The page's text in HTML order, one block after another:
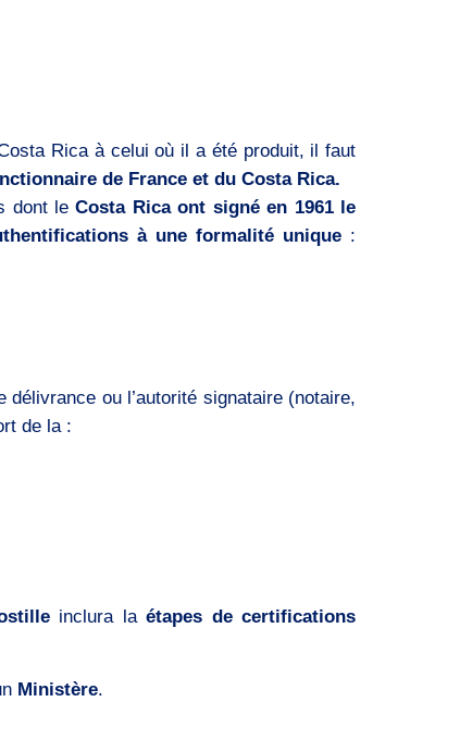
Rica à celui où il a été produit, il faut
de France et du Costa Rica.
dont leCosta Rica ont signé en 1961 le
à une formalité unique :
délivrance ou l’autorité signataire (notaire,
de la :
inclura laétapes de certifications
Ministère.